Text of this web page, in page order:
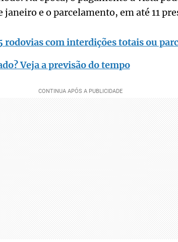
e o parcelamento, em até 11
rodovias com interdições totais ou
Veja a previsão do tempo